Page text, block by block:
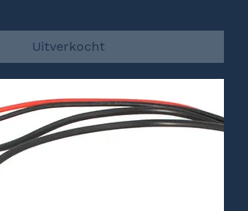
Uitverkocht